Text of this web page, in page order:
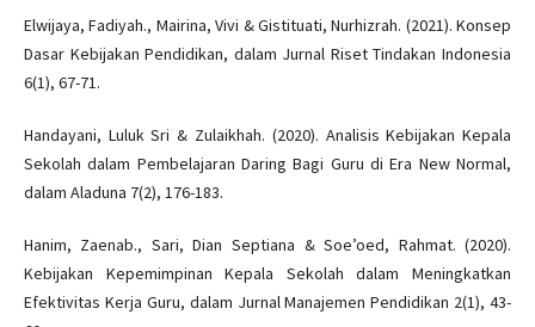
Elwijaya, Fadiyah., Mairina, Vivi & Gistituati, Nurhizrah. (2021). Konsep
Dasar Kebijakan Pendidikan, dalam Jurnal Riset Tindakan Indonesia
6(1), 67-71.
Handayani, Luluk Sri & Zulaikhah. (2020). Analisis Kebijakan Kepala
Sekolah dalam Pembelajaran Daring Bagi Guru di Era New Normal,
dalam Aladuna 7(2), 176-183.
Hanim, Zaenab., Sari, Dian Septiana & Soe’oed, Rahmat. (2020).
Kebijakan Kepemimpinan Kepala Sekolah dalam Meningkatkan
Efektivitas Kerja Guru, dalam Jurnal Manajemen Pendidikan 2(1), 43-